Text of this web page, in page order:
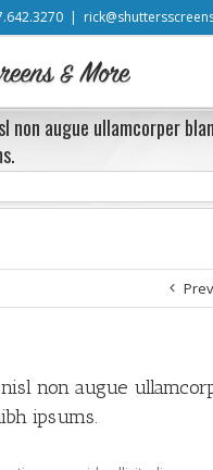
|
non augue ullamcorper
non augue
ipsums.